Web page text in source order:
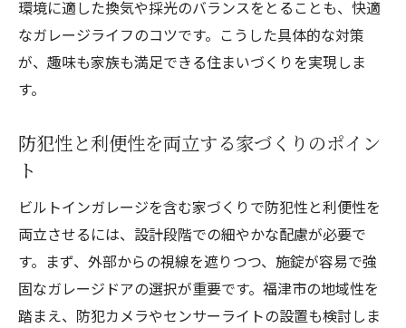
環境に適した換気や採光のバランスをとることも、快適
なガレージライフのコツです。こうした具体的な対策
が、趣味も家族も満足できる住まいづくりを実現しま
す。
防犯性と利便性を両立する家づくりのポイン
ト
ビルトインガレージを含む家づくりで防犯性と利便性を
両立させるには、設計段階での細やかな配慮が必要で
す。まず、外部からの視線を遮りつつ、施錠が容易で強
固なガレージドアの選択が重要です。福津市の地域性を
踏まえ、防犯カメラやセンサーライトの設置も検討しま